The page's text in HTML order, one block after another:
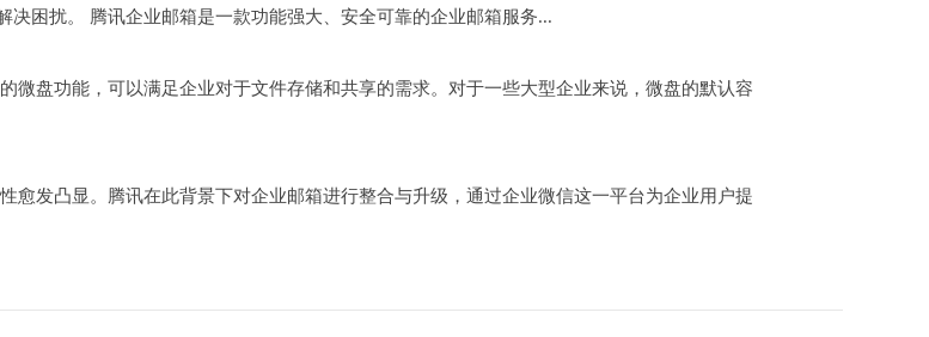
困扰。 腾讯企业邮箱是一款功能强大、安全可靠的企业邮箱服务...
盘功能，可以满足企业对于文件存储和共享的需求。对于一些大型企业来说，微盘的默认容
发凸显。腾讯在此背景下对企业邮箱进行整合与升级，通过企业微信这一平台为企业用户提